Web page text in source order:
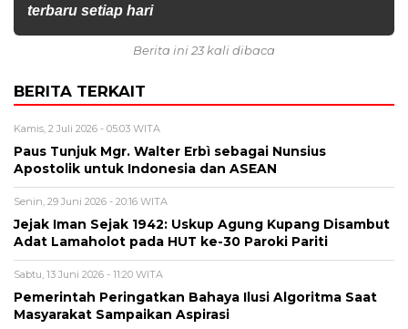
terbaru setiap hari
Berita ini 23 kali dibaca
BERITA TERKAIT
Kamis, 2 Juli 2026 - 05:03 WITA
Paus Tunjuk Mgr. Walter Erbì sebagai Nunsius
Apostolik untuk Indonesia dan ASEAN
Senin, 29 Juni 2026 - 20:16 WITA
Jejak Iman Sejak 1942: Uskup Agung Kupang Disambut
Adat Lamaholot pada HUT ke-30 Paroki Pariti
Sabtu, 13 Juni 2026 - 11:20 WITA
Pemerintah Peringatkan Bahaya Ilusi Algoritma Saat
Masyarakat Sampaikan Aspirasi